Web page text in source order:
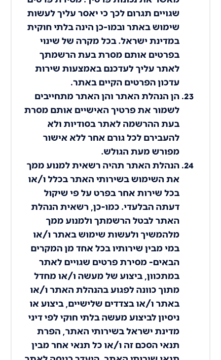
שגויים תגרום לכך כי יאסר עליך לעשות
שימוש באתר ובמו-כן הינה בלתי חוקית
במדינת ישראל. בכל מקרה של שינוי
בפרטים אותם מסרת בעת הרשמתך
לאתר עליך לעדכנם באמצעות שירות
עדכון הפרטים הקיים באתר.
הן הנהלת האתר והן האתר מתחייבים
לשמור את פרטיך האישיים אותם מסרת
בעת ההרשמה לאתר בסודיות ולא
להעבירם לכל גורם אחר ללא אישור
מפורש מעת הגולש.
הנהלת האתר תהיה רשאית למנוע ממך
את השימוש בשירותי האתר בכלל ו/או
בכל שירות אחר בפרט על פי שיקול
דעתה הבלעדי. כמו-כן, רשאית הנהלת
האתר לבטל הרשמתך ולמנוע ממך
מלהמשיך ולעשות שימוש באתר ו/או
במי מבין שירותיו בכל אחד מן המקרים
הבאים- מסירת פרטים שגויים לאתר
במתכוון, ביצוע של מעשה ו/או מחדל
מתוך כוונה לפגוע בהנהלת האתר ו/או
באתר ו/או בצדדים שלישיים, ביצוע או
ניסיון לביצוע מעשה בלתי חוקי לפי דיני
מדינת ישראל בשירותי האתר, הפרת
תנאי הסכם זה ו/או כל תנאי אחר מבין